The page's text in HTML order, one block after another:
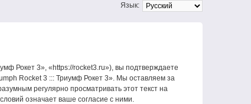
Язык:
Рокет 3», «https://rocket3.ru»), вы подтверждаете
Rocket 3 ::: Триумф Рокет 3». Мы оставляем за
регулярно просматривать этот текст на
означает ваше согласие с ними.